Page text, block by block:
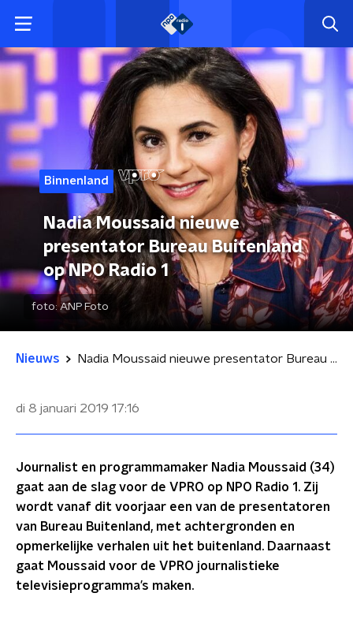
Binnenland
Nadia Moussaid nieuwe
presentator Bureau Buitenland
op NPO Radio 1
foto:ANP Foto
Nieuws Nadia Moussaid nieuwe presentator Bureau Buitenland op NPO Radio 1
di 8 januari 2019 17:16
Journalist en programmamaker Nadia Moussaid (34)
gaat aan de slag voor de VPRO op NPO Radio 1. Zij
wordt vanaf dit voorjaar een van de presentatoren
van Bureau Buitenland, met achtergronden en
opmerkelijke verhalen uit het buitenland. Daarnaast
gaat Moussaid voor de VPRO journalistieke
televisieprogramma’s maken.